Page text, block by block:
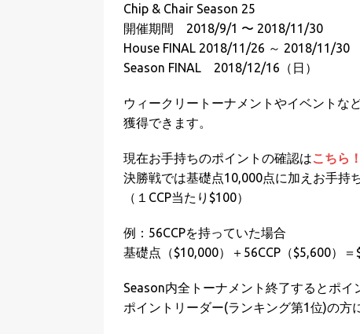
Chip & Chair Season 25
開催期間 2018/9/1 〜 2018/11/30
House FINAL 2018/11/26 ～ 2018/11/30
Season FINAL 2018/12/16（日）
ウィークリートーナメントやイベントな
獲得できます。
現在お手持ちのポイントの確認はこちら！
決勝戦では基礎点10,000点に加えお手持
（１CCP当たり$100）
例：56CCPを持っていた場合
基礎点（$10,000）＋56CCP（$5,600）
Season内全トーナメント終了するとポイ
ポイントリーダー(ランキング第1位)の方